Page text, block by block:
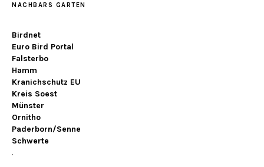
NACHBARS GARTEN
Birdnet
Euro Bird Portal
Falsterbo
Hamm
Kranichschutz EU
Kreis Soest
Münster
Ornitho
Paderborn/Senne
Schwerte
.